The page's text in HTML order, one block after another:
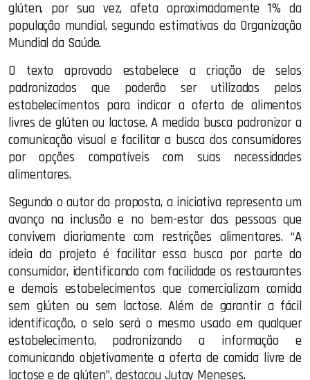
glúten, por sua vez, afeta aproximadamente 1% da
população mundial, segundo estimativas da Organização
Mundial da Saúde.
O texto aprovado estabelece a criação de selos
padronizados que poderão ser utilizados pelos
estabelecimentos para indicar a oferta de alimentos
livres de glúten ou lactose. A medida busca padronizar a
comunicação visual e facilitar a busca dos consumidores
por opções compatíveis com suas necessidades
alimentares.
Segundo o autor da proposta, a iniciativa representa um
avanço na inclusão e no bem-estar das pessoas que
convivem diariamente com restrições alimentares. “A
ideia do projeto é facilitar essa busca por parte do
consumidor, identificando com facilidade os restaurantes
e demais estabelecimentos que comercializam comida
sem glúten ou sem lactose. Além de garantir a fácil
identificação, o selo será o mesmo usado em qualquer
estabelecimento, padronizando a informação e
comunicando objetivamente a oferta de comida livre de
lactose e de glúten”, destacou Jutay Meneses.